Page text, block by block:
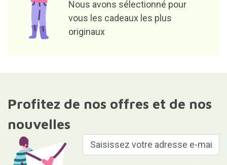
Nous avons sélectionné pour
vous les cadeaux les plus
originaux
Profitez de nos offres et de nos
nouvelles